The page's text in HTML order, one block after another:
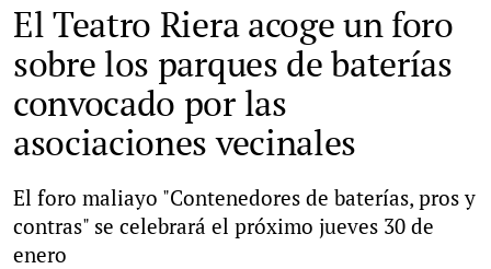
El Teatro Riera acoge un foro
sobre los parques de baterías
convocado por las
asociaciones vecinales
El foro maliayo "Contenedores de baterías, pros y
contras" se celebrará el próximo jueves 30 de
enero